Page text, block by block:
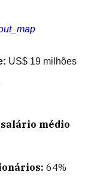
US$ 19 milhões
salário médio
64%